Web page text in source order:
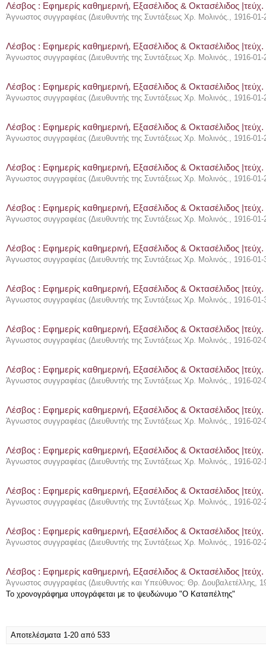
Λέσβος : Eφημερίς καθημερινή, Εξασέλιδος & Οκτασέλιδος
Άγνωστος συγγραφέας (Διευθυντής της Συντάξεως Χρ. Μολινός., 1916-01-
Λέσβος : Eφημερίς καθημερινή, Εξασέλιδος & Οκτασέλιδος
Άγνωστος συγγραφέας (Διευθυντής της Συντάξεως Χρ. Μολινός., 1916-01-
Λέσβος : Eφημερίς καθημερινή, Εξασέλιδος & Οκτασέλιδος
Άγνωστος συγγραφέας (Διευθυντής της Συντάξεως Χρ. Μολινός., 1916-01-
Λέσβος : Eφημερίς καθημερινή, Εξασέλιδος & Οκτασέλιδος
Άγνωστος συγγραφέας (Διευθυντής της Συντάξεως Χρ. Μολινός., 1916-01-
Λέσβος : Eφημερίς καθημερινή, Εξασέλιδος & Οκτασέλιδος
Άγνωστος συγγραφέας (Διευθυντής της Συντάξεως Χρ. Μολινός., 1916-01-
Λέσβος : Eφημερίς καθημερινή, Εξασέλιδος & Οκτασέλιδος
Άγνωστος συγγραφέας (Διευθυντής της Συντάξεως Χρ. Μολινός., 1916-01-
Λέσβος : Eφημερίς καθημερινή, Εξασέλιδος & Οκτασέλιδος
Άγνωστος συγγραφέας (Διευθυντής της Συντάξεως Χρ. Μολινός., 1916-01-
Λέσβος : Eφημερίς καθημερινή, Εξασέλιδος & Οκτασέλιδος
Άγνωστος συγγραφέας (Διευθυντής της Συντάξεως Χρ. Μολινός., 1916-01-
Λέσβος : Eφημερίς καθημερινή, Εξασέλιδος & Οκτασέλιδος
Άγνωστος συγγραφέας (Διευθυντής της Συντάξεως Χρ. Μολινός., 1916-02-
Λέσβος : Eφημερίς καθημερινή, Εξασέλιδος & Οκτασέλιδος
Άγνωστος συγγραφέας (Διευθυντής της Συντάξεως Χρ. Μολινός., 1916-02-
Λέσβος : Eφημερίς καθημερινή, Εξασέλιδος & Οκτασέλιδος
Άγνωστος συγγραφέας (Διευθυντής της Συντάξεως Χρ. Μολινός., 1916-02-
Λέσβος : Eφημερίς καθημερινή, Εξασέλιδος & Οκτασέλιδος
Άγνωστος συγγραφέας (Διευθυντής της Συντάξεως Χρ. Μολινός., 1916-02-
Λέσβος : Eφημερίς καθημερινή, Εξασέλιδος & Οκτασέλιδος
Άγνωστος συγγραφέας (Διευθυντής της Συντάξεως Χρ. Μολινός., 1916-02-
Λέσβος : Eφημερίς καθημερινή, Εξασέλιδος & Οκτασέλιδος
Άγνωστος συγγραφέας (Διευθυντής της Συντάξεως Χρ. Μολινός., 1916-02-
Λέσβος : Eφημερίς καθημερινή, Εξασέλιδος & Οκτασέλιδος
Άγνωστος συγγραφέας (Διευθυντής και Υπεύθυνος: Θρ. Δουβαλετέλλης,
Το χρονογράφημα υπογράφεται με το ψευδώνυμο "Ο Καταπέλτης"
Αποτελέσματα 1-20 από 533